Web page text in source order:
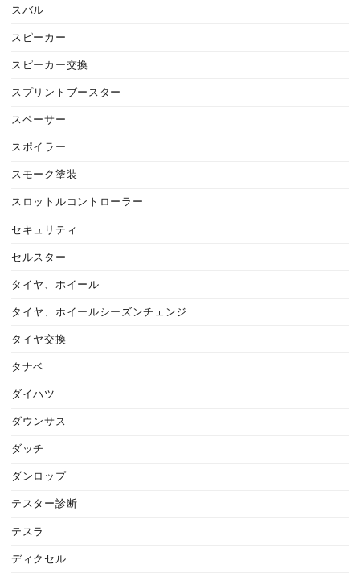
スバル
スピーカー
スピーカー交換
スプリントブースター
スペーサー
スポイラー
スモーク塗装
スロットルコントローラー
セキュリティ
セルスター
タイヤ、ホイール
タイヤ、ホイールシーズンチェンジ
タイヤ交換
タナベ
ダイハツ
ダウンサス
ダッチ
ダンロップ
テスター診断
テスラ
ディクセル